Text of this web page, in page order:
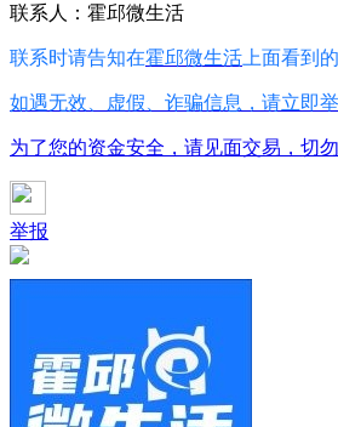
联系人：霍邱微生活
联系时请告知在霍邱微生活 上面看到的
如遇无效、虚假、诈骗信息，请立即
为了您的资金安全，请见面交易，切
举报